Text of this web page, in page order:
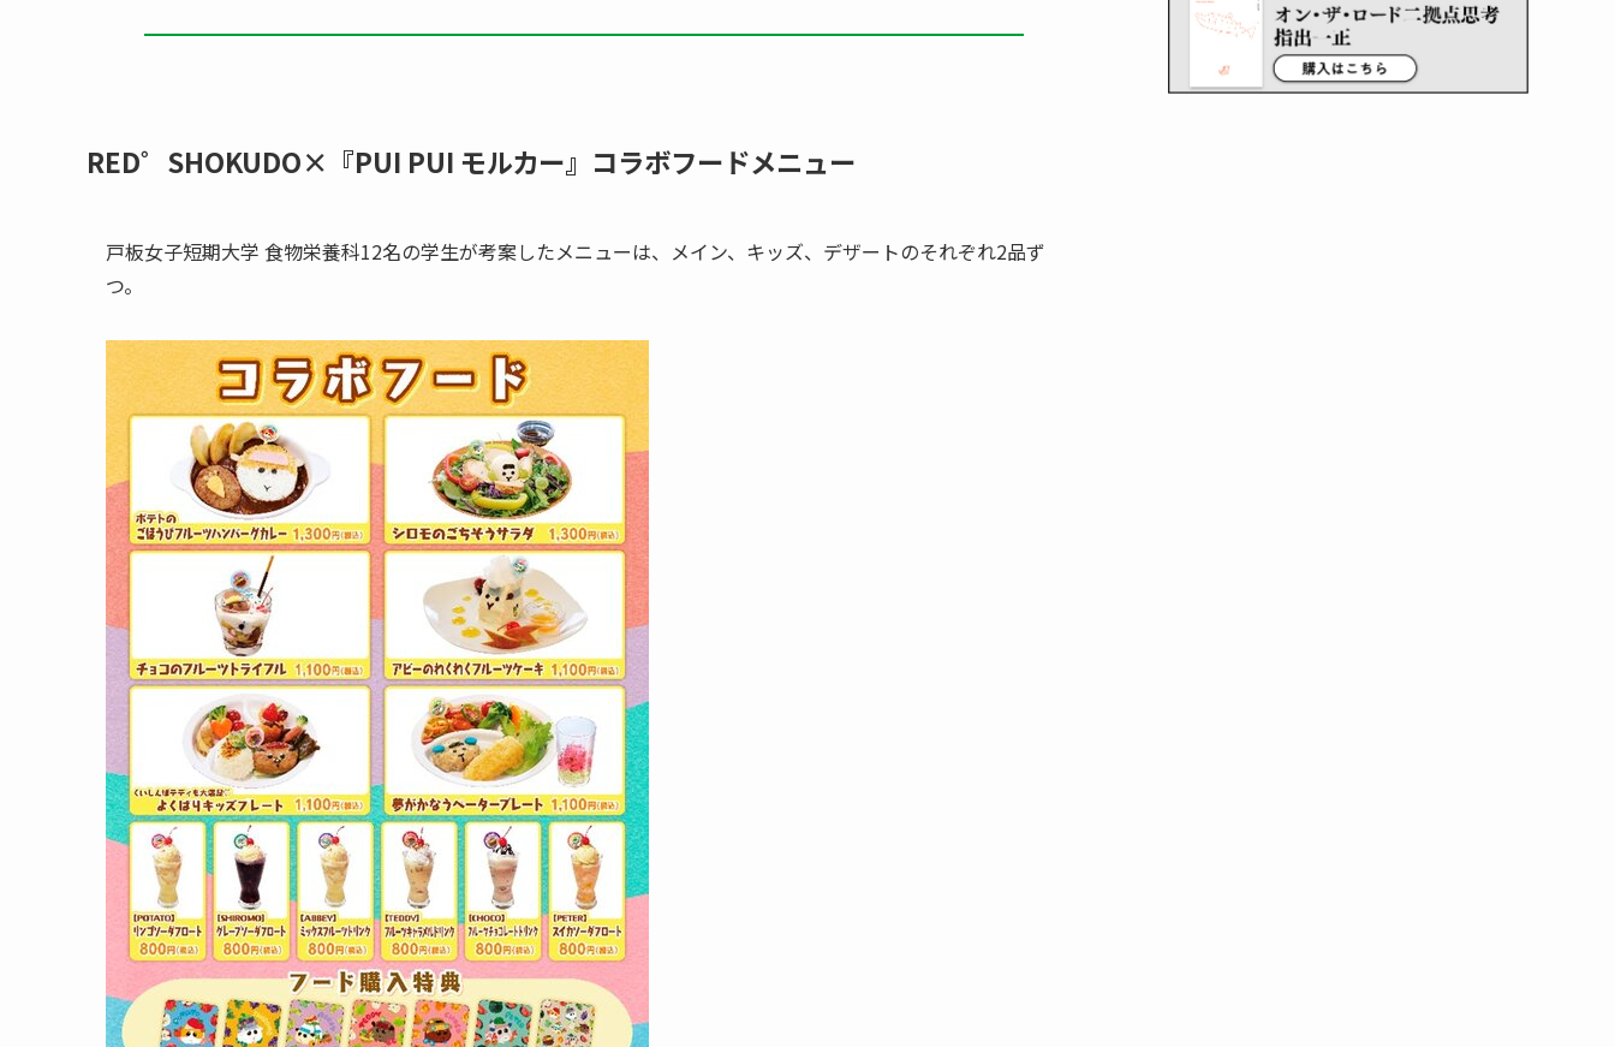
RED゜SHOKUDO×『PUI PUI モルカー』コラボフードメニュー
戸板女子短期大学 食物栄養科12名の学生が考案したメニューは、メイン、キッズ、デザートのそれぞれ2品ず
つ。